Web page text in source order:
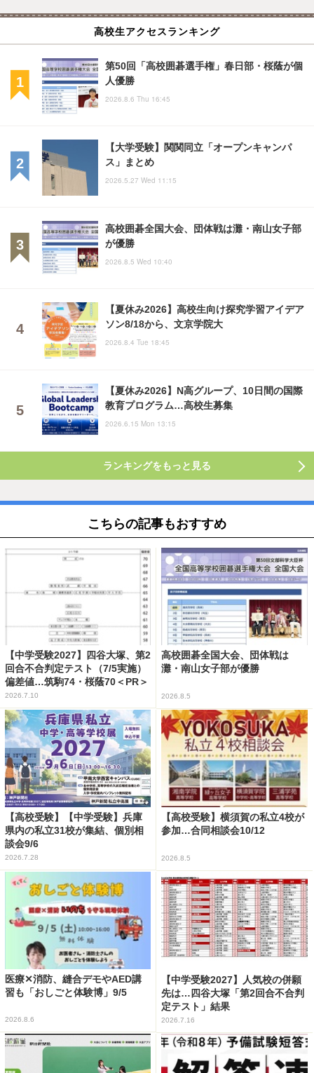
高校生アクセスランキング
第50回「高校囲碁選手権」春日部・桜蔭が個
人優勝
2026.8.6 Thu 16:45
【大学受験】関関同立「オープンキャンパ
ス」まとめ
2026.5.27 Wed 11:15
高校囲碁全国大会、団体戦は灘・南山女子部
が優勝
2026.8.5 Wed 10:40
【夏休み2026】高校生向け探究学習アイデア
ソン8/18から、文京学院大
2026.8.4 Tue 18:45
【夏休み2026】N高グループ、10日間の国際
教育プログラム…高校生募集
2026.6.15 Mon 13:15
ランキングをもっと見る
こちらの記事もおすすめ
【中学受験2027】四谷大塚、第2
回合不合判定テスト（7/5実施）
偏差値…筑駒74・桜蔭70＜PR＞
2026.7.10
高校囲碁全国大会、団体戦は
灘・南山女子部が優勝
2026.8.5
【高校受験】【中学受験】兵庫
県内の私立31校が集結、個別相
談会9/6
2026.7.28
【高校受験】横須賀の私立4校が
参加…合同相談会10/12
2026.8.5
医療✕消防、縫合デモやAED講
習も「おしごと体験博」9/5
2026.8.6
【中学受験2027】人気校の併願
先は…四谷大塚「第2回合不合判
定テスト」結果
2026.7.16